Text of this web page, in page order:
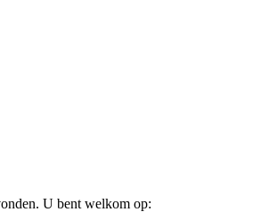
U bent welkom op: